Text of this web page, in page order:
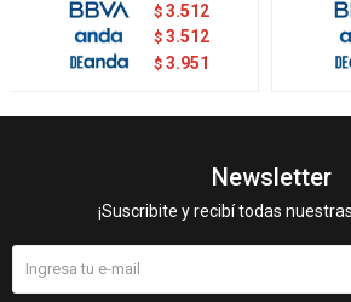
$ 3.512
$ 3.512
$ 3.951
Newsletter
¡Suscribite y recibí todas